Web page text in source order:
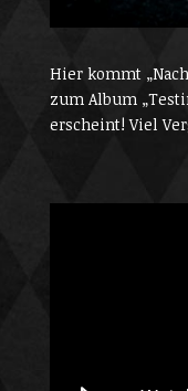
Hier kommt
zum Album
erscheint! Viel